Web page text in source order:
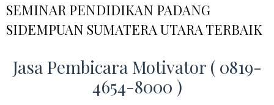
SEMINAR PENDIDIKAN PADANG
SIDEMPUAN SUMATERA UTARA TERBAIK
Jasa Pembicara Motivator ( 0819-
4654-8000 )